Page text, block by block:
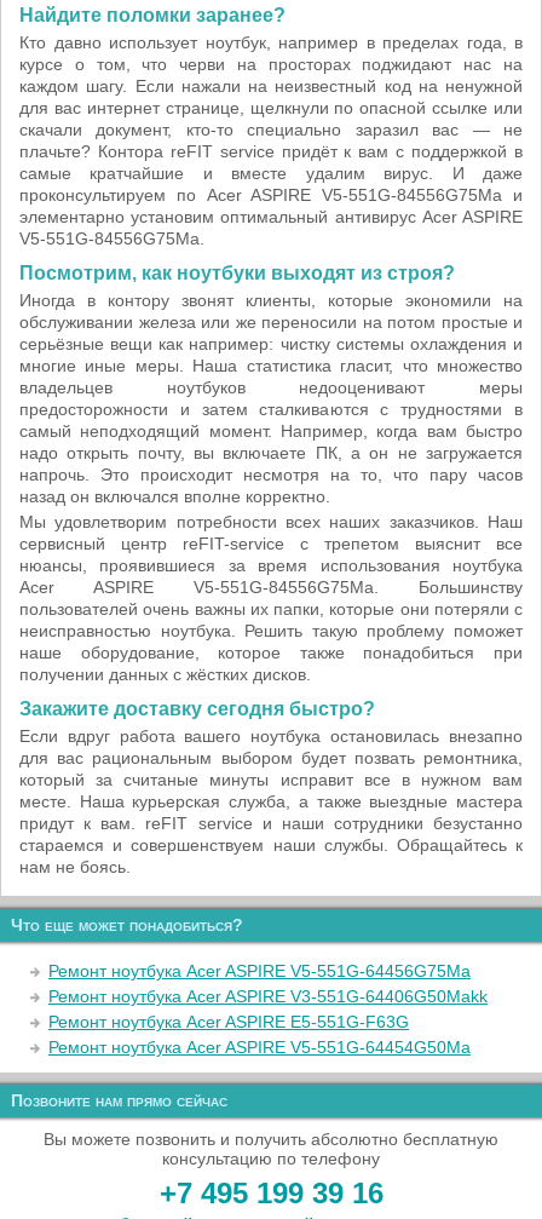
Найдите поломки заранее?
Кто давно использует ноутбук, например в пределах года, в
курсе о том, что черви на просторах поджидают нас на
каждом шагу. Если нажали на неизвестный код на ненужной
для вас интернет странице, щелкнули по опасной ссылке или
скачали документ, кто-то специально заразил вас — не
плачьте? Контора reFIT service придёт к вам с поддержкой в
самые кратчайшие и вместе удалим вирус. И даже
проконсультируем по Acer ASPIRE V5-551G-84556G75Ma и
элементарно установим оптимальный антивирус Acer ASPIRE
V5-551G-84556G75Ma.
Посмотрим, как ноутбуки выходят из строя?
Иногда в контору звонят клиенты, которые экономили на
обслуживании железа или же переносили на потом простые и
серьёзные вещи как например: чистку системы охлаждения и
многие иные меры. Наша статистика гласит, что множество
владельцев ноутбуков недооценивают меры
предосторожности и затем сталкиваются с трудностями в
самый неподходящий момент. Например, когда вам быстро
надо открыть почту, вы включаете ПК, а он не загружается
напрочь. Это происходит несмотря на то, что пару часов
назад он включался вполне корректно.
Мы удовлетворим потребности всех наших заказчиков. Наш
сервисный центр reFIT-service с трепетом выяснит все
нюансы, проявившиеся за время использования ноутбука
Acer ASPIRE V5-551G-84556G75Ma. Большинству
пользователей очень важны их папки, которые они потеряли с
неисправностью ноутбука. Решить такую проблему поможет
наше оборудование, которое также понадобиться при
получении данных c жёстких дисков.
Закажите доставку сегодня быстро?
Если вдруг работа вашего ноутбука остановилась внезапно
для вас рациональным выбором будет позвать ремонтника,
который за считаные минуты исправит все в нужном вам
месте. Наша курьерская служба, а также выездные мастера
придут к вам. reFIT service и наши сотрудники безустанно
стараемся и совершенствуем наши службы. Обращайтесь к
нам не боясь.
Что еще может понадобиться?
Ремонт ноутбука Acer ASPIRE V5-551G-64456G75Ma
Ремонт ноутбука Acer ASPIRE V3-551G-64406G50Makk
Ремонт ноутбука Acer ASPIRE E5-551G-F63G
Ремонт ноутбука Acer ASPIRE V5-551G-64454G50Ma
Позвоните нам прямо сейчас
Вы можете позвонить и получить абсолютно бесплатную
консультацию по телефону
+7 495 199 39 16